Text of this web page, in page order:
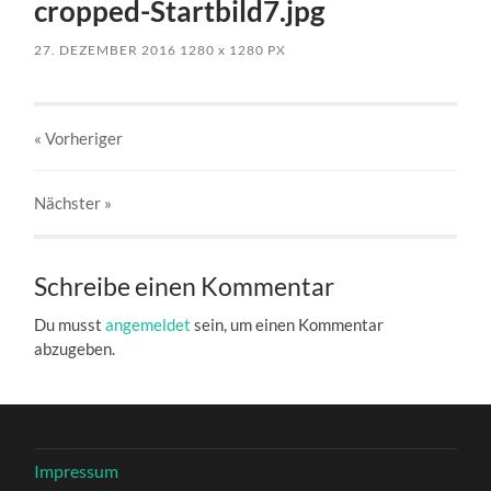
cropped-Startbild7.jpg
27. DEZEMBER 2016 1280x 1280 PX
« Vorheriger
Nächster »
Schreibe einen Kommentar
Du musstangemeldet sein, um einen Kommentar
abzugeben.
Impressum